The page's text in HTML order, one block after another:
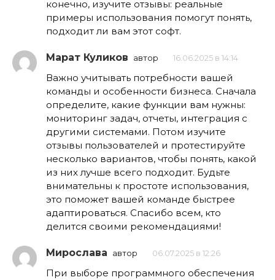
конечно, изучите отзывы: реальные
примеры использования помогут понять,
подходит ли вам этот софт.
Марат Куликов автор 16.06.2025 в 14:14
Важно учитывать потребности вашей
команды и особенности бизнеса. Сначала
определите, какие функции вам нужны:
мониторинг задач, отчеты, интеграция с
другими системами. Потом изучите
отзывы пользователей и протестируйте
несколько вариантов, чтобы понять, какой
из них лучше всего подходит. Будьте
внимательны к простоте использования,
это поможет вашей команде быстрее
адаптироваться. Спасибо всем, кто
делится своими рекомендациями!
Мирослава автор 06.07.2025 в 12:26
При выборе программного обеспечения